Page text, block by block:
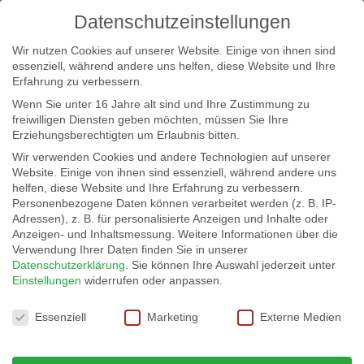
info@erfolgreich-events.de
+4940 46 777 230
Datenschutzeinstellungen
Wir nutzen Cookies auf unserer Website. Einige von ihnen sind
essenziell, während andere uns helfen, diese Website und Ihre
Erfahrung zu verbessern.
Wenn Sie unter 16 Jahre alt sind und Ihre Zustimmung zu
freiwilligen Diensten geben möchten, müssen Sie Ihre
Erziehungsberechtigten um Erlaubnis bitten.
Wir verwenden Cookies und andere Technologien auf unserer
Website. Einige von ihnen sind essenziell, während andere uns
helfen, diese Website und Ihre Erfahrung zu verbessern.
Personenbezogene Daten können verarbeitet werden (z. B. IP-
Adressen), z. B. für personalisierte Anzeigen und Inhalte oder
Anzeigen- und Inhaltsmessung. Weitere Informationen über die
Verwendung Ihrer Daten finden Sie in unserer
Datenschutzerklärung
Sie können Ihre Auswahl jederzeit unter
Einstellungen widerrufen oder anpassen.
Datenschutzeinstellungen
Essenziell Marketing Externe Medien